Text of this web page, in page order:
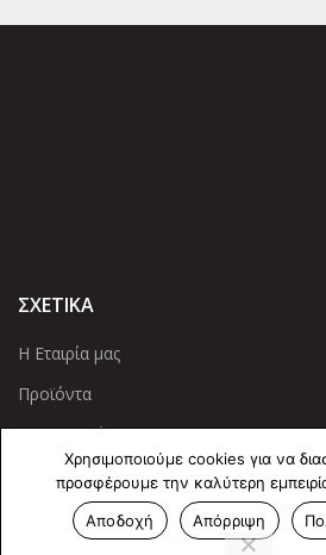
ΣΧΕΤΙΚΑ
Η Εταιρία μας
Προϊόντα
Οι Υπηρεσίες μας
ΠΛΗΡΟΦΟΡΙΕΣ
Πολιτική Απορρήτου
Χρησιμοποιούμε cookies για να
προσφέρουμε την καλύτερη
Αποδοχή
Απόρριψη